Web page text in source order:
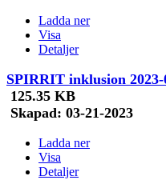
Ladda ner
Visa
Detaljer
SPIRRIT inklusion 2023-
125.35 KB
Skapad: 03-21-2023
Ladda ner
Visa
Detaljer